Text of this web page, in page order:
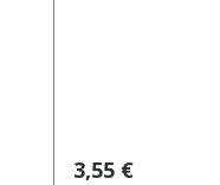
Regulärer Preis:
3,55 €